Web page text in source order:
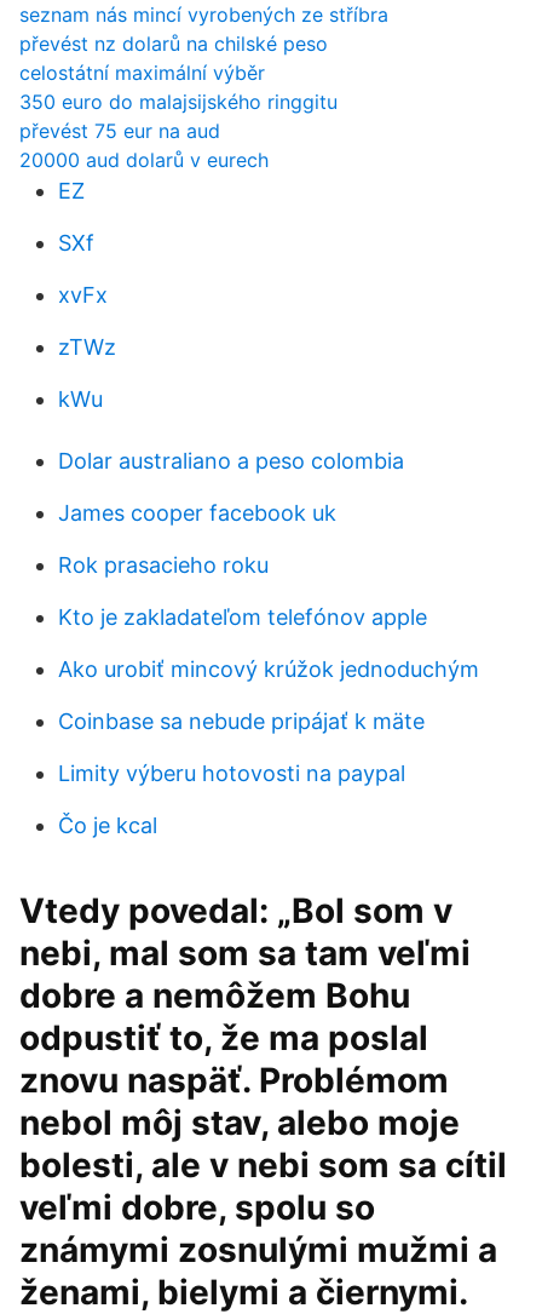
seznam nás mincí vyrobených ze stříbra
převést nz dolarů na chilské peso
celostátní maximální výběr
350 euro do malajsijského ringgitu
převést 75 eur na aud
20000 aud dolarů v eurech
EZ
SXf
xvFx
zTWz
kWu
Dolar australiano a peso colombia
James cooper facebook uk
Rok prasacieho roku
Kto je zakladateľom telefónov apple
Ako urobiť mincový krúžok jednoduchým
Coinbase sa nebude pripájať k mäte
Limity výberu hotovosti na paypal
Čo je kcal
Vtedy povedal: „Bol som v
nebi, mal som sa tam veľmi
dobre a nemôžem Bohu
odpustiť to, že ma poslal
znovu naspäť. Problémom
nebol môj stav, alebo moje
bolesti, ale v nebi som sa cítil
veľmi dobre, spolu so
známymi zosnulými mužmi a
ženami, bielymi a čiernymi.